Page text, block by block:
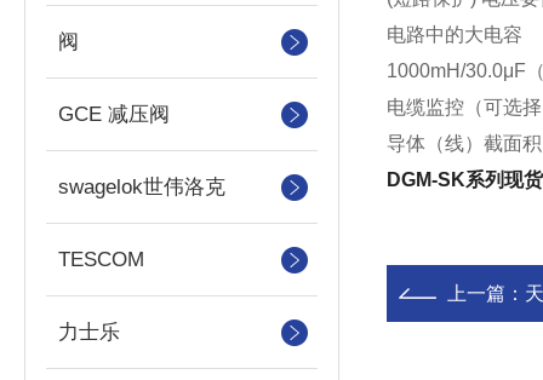
阀
GCE 减压阀
swagelok世伟洛克
TESCOM
力士乐
电路中的大电
1000mH/30.0μF
电缆监控（可选
导
DGM-SK系列
上一篇：